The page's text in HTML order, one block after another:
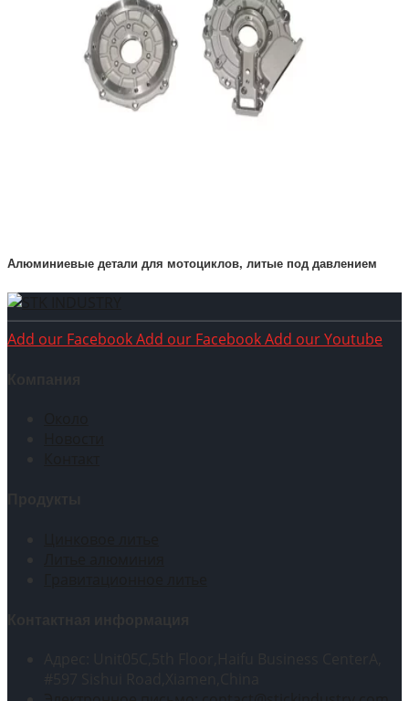
Алюминиевые детали для мотоциклов, литые под давлением
Add our FacebookAdd our FacebookAdd our Youtube